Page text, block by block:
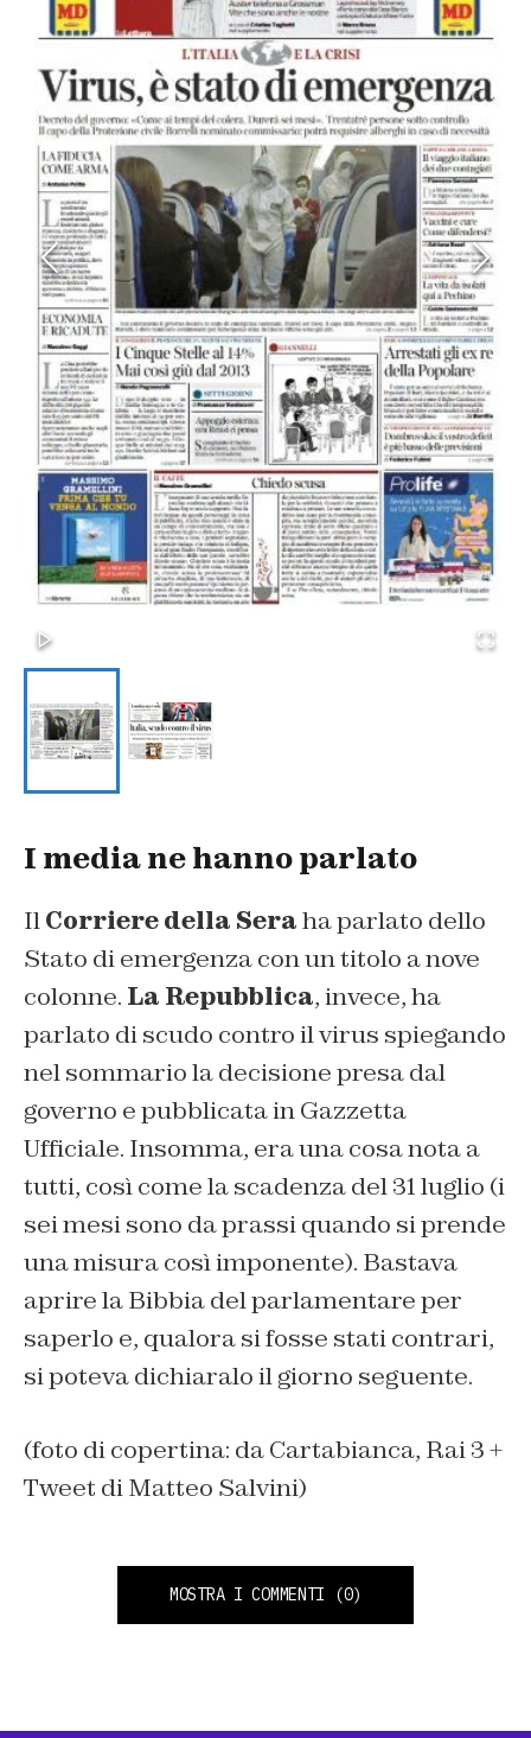
I media ne hanno parlato
IlCorriere della Seraha parlato dello
Stato di emergenza con un titolo a nove
colonne. La Repubblica, invece, ha
parlato di scudo contro il virus spiegando
nel sommario la decisione presa dal
governo e pubblicata in Gazzetta
Ufficiale. Insomma, era una cosa nota a
tutti, così come la scadenza del 31 luglio (i
sei mesi sono da prassi quando si prende
una misura così imponente). Bastava
aprire la Bibbia del parlamentare per
saperlo e, qualora si fosse stati contrari,
si poteva dichiaralo il giorno seguente.
(foto di copertina: da Cartabianca, Rai 3 +
Tweet di Matteo Salvini)
MOSTRA I COMMENTI (0)